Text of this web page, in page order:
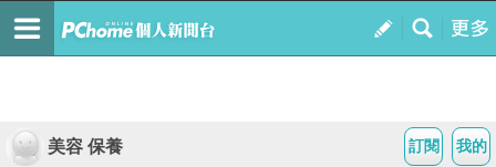
我的
訂閱
美容 保養